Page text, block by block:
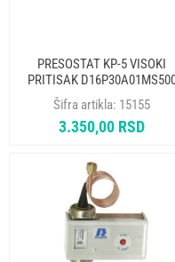
PRESOSTAT KP-5 VISOKI
PRITISAK
ELIWELL
Šifra artikla: 15155
3.350,00 RSD